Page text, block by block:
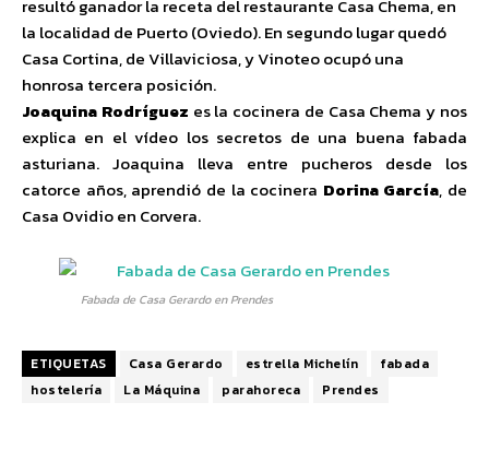
resultó ganador la receta del restaurante Casa Chema, en
la localidad de Puerto (Oviedo). En segundo lugar quedó
Casa Cortina, de Villaviciosa, y Vinoteo ocupó una
honrosa tercera posición.
Joaquina Rodríguez es la cocinera de Casa Chema y nos
explica en el vídeo los secretos de una buena fabada
asturiana. Joaquina lleva entre pucheros desde los
catorce años, aprendió de la cocinera Dorina García, de
Casa Ovidio en Corvera.
Fabada de Casa Gerardo en Prendes
ETIQUETAS Casa Gerardo estrella Michelín
fabada
hostelería
La Máquina parahoreca Prendes